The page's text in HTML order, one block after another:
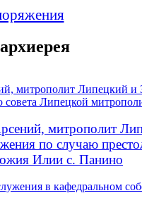
митрополит Липецкий и
совета Липецкой
митрополит
по случаю
Илии с. Панино
в кафедральном